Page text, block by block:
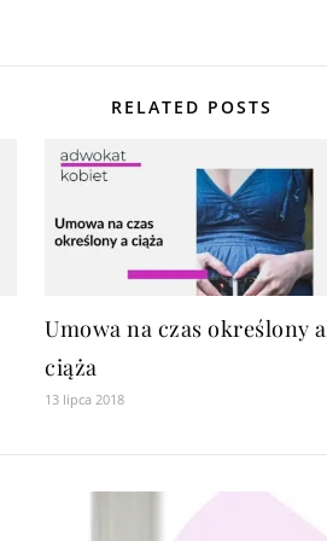
RELATED POSTS
Umowa na czas określony a
ciąża
13 lipca 2018